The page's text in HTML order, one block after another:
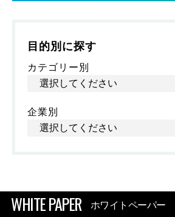
目的別に探す
カテゴリー別
企業別
WHITE PAPER ホワイトペーパー